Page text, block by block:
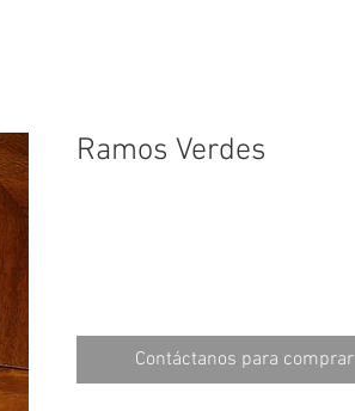
Ramos Verdes
Contáctanos para comprar